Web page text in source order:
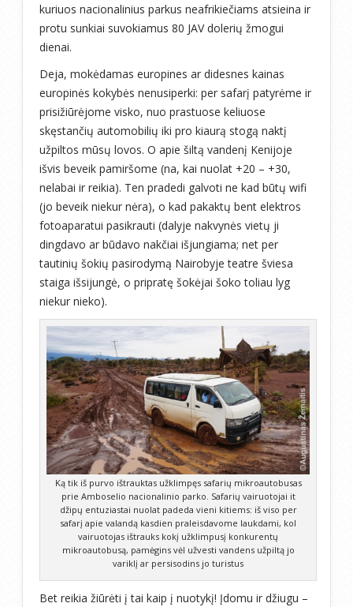
kuriuos nacionalinius parkus neafrikiečiams atsieina ir
protu sunkiai suvokiamus 80 JAV dolerių žmogui
dienai.
Deja, mokėdamas europines ar didesnes kainas
europinės kokybės nenusiperki: per safarį patyrėme ir
prisižiūrėjome visko, nuo prastuose keliuose
skęstančių automobilių iki pro kiaurą stogą naktį
užpiltos mūsų lovos. O apie šiltą vandenį Kenijoje
išvis beveik pamiršome (na, kai nuolat +20 – +30,
nelabai ir reikia). Ten pradedi galvoti ne kad būtų wifi
(jo beveik niekur nėra), o kad pakaktų bent elektros
fotoaparatui pasikrauti (dalyje nakvynės vietų ji
dingdavo ar būdavo nakčiai išjungiama; net per
tautinių šokių pasirodymą Nairobyje teatre šviesa
staiga išsijungė, o pripratę šokėjai šoko toliau lyg
niekur nieko).
Ką tik iš purvo ištrauktas užklimpęs safarių mikroautobusas
prie Amboselio nacionalinio parko. Safarių vairuotojai it
džipų entuziastai nuolat padeda vieni kitiems: iš viso per
safarį apie valandą kasdien praleisdavome laukdami, kol
vairuotojas ištrauks kokį užklimpusį konkurentų
mikroautobusą, pamėgins vėl užvesti vandens užpiltą jo
variklį ar persisodins jo turistus
Bet reikia žiūrėti į tai kaip į nuotykį! Įdomu ir džiugu –